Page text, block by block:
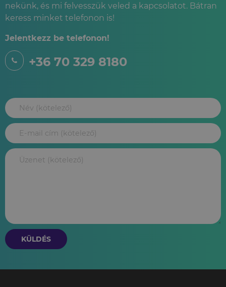
nekünk, és mi felvesszük veled a kapcsolatot. Bátran
keress minket telefonon is!
Jelentkezz be telefonon!
+36 70 329 8180
KÜLDÉS